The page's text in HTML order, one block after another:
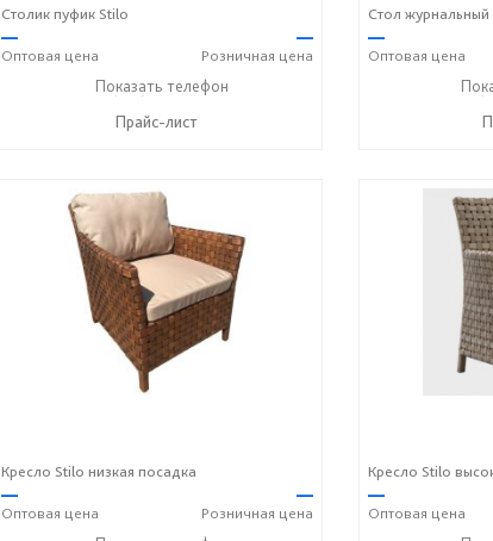
Столик пуфик Stilo
—
Оптовая цена
—
Розничная цена
+7 (917) 600-15-16
Показать телефон
Прайс-лист
Стол журнальный
—
Оптовая цена
+7
Кресло Stilo низкая посадка
—
Оптовая цена
—
Розничная цена
Кресло Stilo
—
Оптовая цена